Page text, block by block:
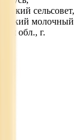
сельсовет,
молочный
обл., г.